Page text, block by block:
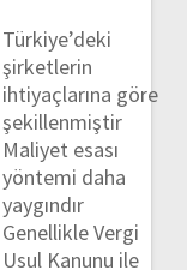
Türkiye’deki
şirketlerin
ihtiyaçlarına göre
şekillenmiştir
Maliyet esası
yöntemi daha
yaygındır
Genellikle Vergi
Usul Kanunu ile